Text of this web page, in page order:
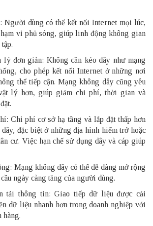
dùng có thể kết nối Internet mọi lúc,
vi phủ sóng, giúp linh động không gian
lý đơn giản: Không cần kéo dây như mạng
cho phép kết nối Internet ở những nơi
thể tiếp cận. Mạng không dây cũng yêu
lý hơn, giúp giảm chi phí, thời gian và
Chi phí cơ sở hạ tầng và lắp đặt thấp hơn
đặc biệt ở những địa hình hiểm trở hoặc
cư. Việc hạn chế sử dụng dây và cáp giúp
Mạng không dây có thể dễ dàng mở rộng
ngày càng tăng của người dùng.
tải thông tin: Giao tiếp dữ liệu được cải
dữ liệu nhanh hơn trong doanh nghiệp với
hàng.